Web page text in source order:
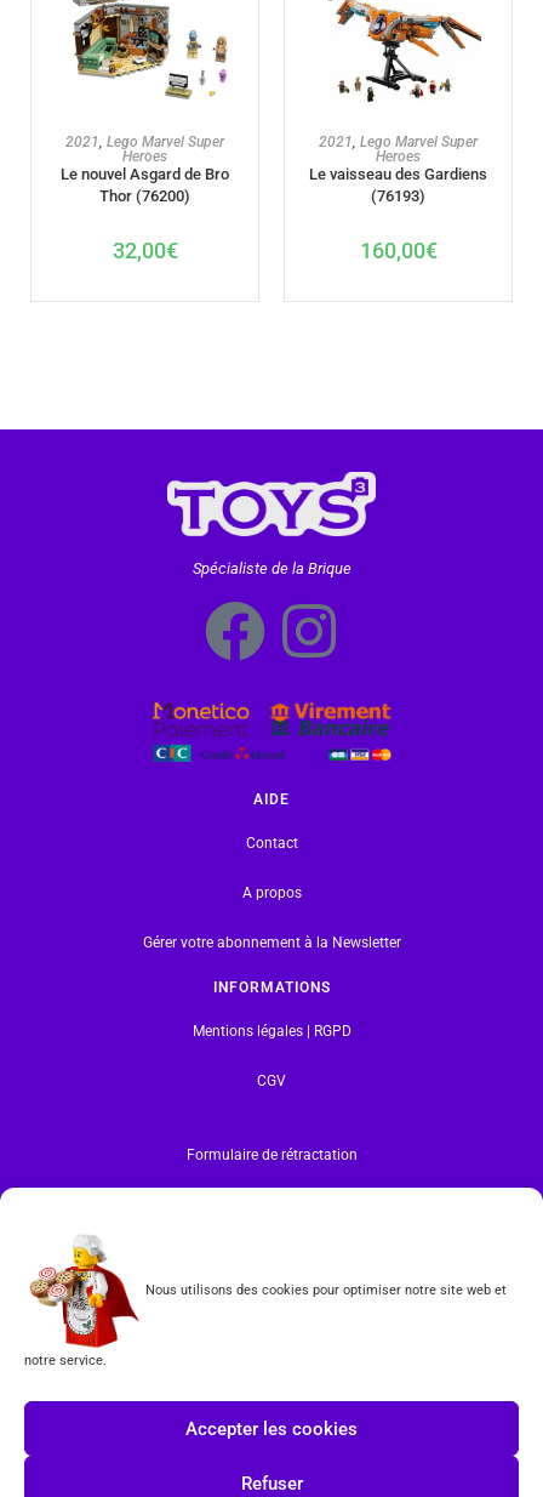
Nous utilisons des cookies pour optimiser notre site web et
notre service.
Accepter les cookies
Refuser
AJOUTER AU PANIER
2021 Lego Marvel Super
Heroes
Le nouvel Asgard de Bro
Thor (76200)
32,00€
AJOUTER AU PANIER
2021 Lego Marvel Super
Heroes
Le vaisseau des Gardiens
(76193)
160,00€
Spécialiste de la Brique
AIDE
Contact
A propos
Gérer votre abonnement à la Newsletter
INFORMATIONS
Mentions légales | RGPD
CGV
Formulaire de rétractation
en restent les propriétaires. Tous droits réservés.
INSCRIPTION À LA NEWSLETTER
J'accepte les conditions duRGPD.